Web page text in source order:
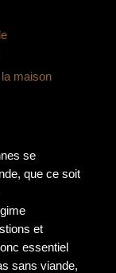
maison
se
que ce soit
et
essentiel
sans viande,